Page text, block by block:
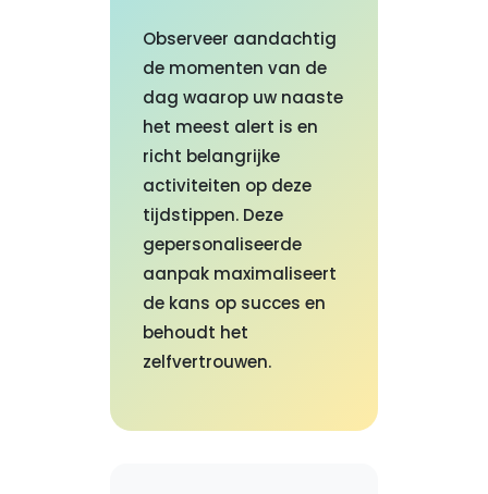
Observeer aandachtig
de momenten van de
dag waarop uw naaste
het meest alert is en
richt belangrijke
activiteiten op deze
tijdstippen. Deze
gepersonaliseerde
aanpak maximaliseert
de kans op succes en
behoudt het
zelfvertrouwen.